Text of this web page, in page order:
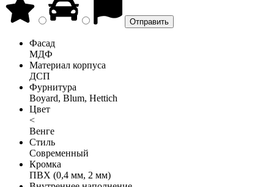
Фасад
МДФ
Материал корпуса
ДСП
Фурнитура
Boyard, Blum, Hettich
Цвет
<
Венге
Стиль
Современный
Кромка
ПВХ (0,4 мм, 2 мм)